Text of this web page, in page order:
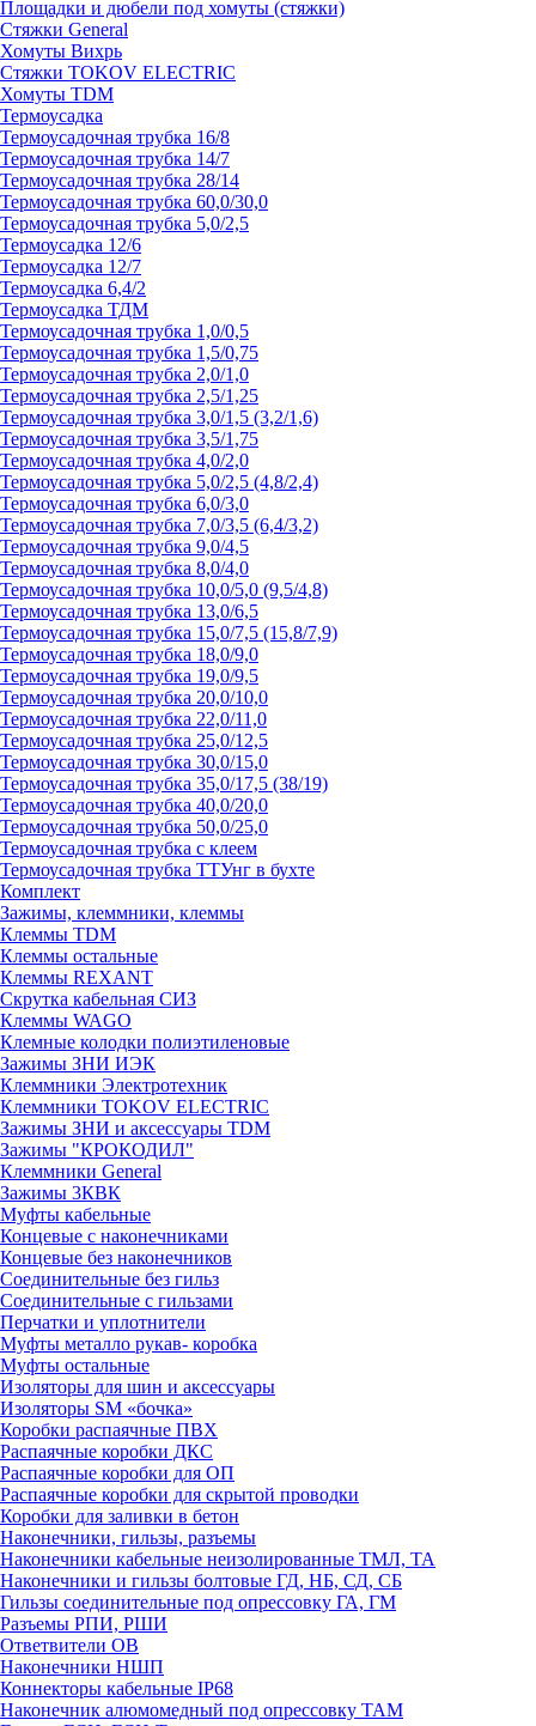
Площадки и дюбели под хомуты (стяжки)
Стяжки General
Хомуты Вихрь
Стяжки TOKOV ELECTRIC
Хомуты TDM
Термоусадка
Термоусадочная трубка 16/8
Термоусадочная трубка 14/7
Термоусадочная трубка 28/14
Термоусадочная трубка 60,0/30,0
Термоусадочная трубка 5,0/2,5
Термоусадка 12/6
Термоусадка 12/7
Термоусадка 6,4/2
Термоусадка ТДМ
Термоусадочная трубка 1,0/0,5
Термоусадочная трубка 1,5/0,75
Термоусадочная трубка 2,0/1,0
Термоусадочная трубка 2,5/1,25
Термоусадочная трубка 3,0/1,5 (3,2/1,6)
Термоусадочная трубка 3,5/1,75
Термоусадочная трубка 4,0/2,0
Термоусадочная трубка 5,0/2,5 (4,8/2,4)
Термоусадочная трубка 6,0/3,0
Термоусадочная трубка 7,0/3,5 (6,4/3,2)
Термоусадочная трубка 9,0/4,5
Термоусадочная трубка 8,0/4,0
Термоусадочная трубка 10,0/5,0 (9,5/4,8)
Термоусадочная трубка 13,0/6,5
Термоусадочная трубка 15,0/7,5 (15,8/7,9)
Термоусадочная трубка 18,0/9,0
Термоусадочная трубка 19,0/9,5
Термоусадочная трубка 20,0/10,0
Термоусадочная трубка 22,0/11,0
Термоусадочная трубка 25,0/12,5
Термоусадочная трубка 30,0/15,0
Термоусадочная трубка 35,0/17,5 (38/19)
Термоусадочная трубка 40,0/20,0
Термоусадочная трубка 50,0/25,0
Термоусадочная трубка с клеем
Термоусадочная трубка ТТУнг в бухте
Комплект
Зажимы, клеммники, клеммы
Клеммы TDM
Клеммы остальные
Клеммы REXANT
Скрутка кабельная СИЗ
Клеммы WAGO
Клемные колодки полиэтиленовые
Зажимы ЗНИ ИЭК
Клеммники Электротехник
Клеммники TOKOV ELECTRIC
Зажимы ЗНИ и аксессуары TDM
Зажимы "КРОКОДИЛ"
Клеммники General
Зажимы 3КВК
Муфты кабельные
Концевые с наконечниками
Концевые без наконечников
Соединительные без гильз
Соединительные с гильзами
Перчатки и уплотнители
Муфты металло рукав- коробка
Муфты остальные
Изоляторы для шин и аксессуары
Изоляторы SM «бочка»
Коробки распаячные ПВХ
Распаячные коробки ДКС
Распаячные коробки для ОП
Распаячные коробки для скрытой проводки
Коробки для заливки в бетон
Наконечники, гильзы, разъемы
Наконечники кабельные неизолированные ТМЛ, ТА
Наконечники и гильзы болтовые ГД, НБ, СД, СБ
Гильзы соединительные под опрессовку ГА, ГМ
Разъемы РПИ, РШИ
Ответвители ОВ
Наконечники НШП
Коннекторы кабельные IP68
Наконечник алюмомедный под опрессовку ТАМ